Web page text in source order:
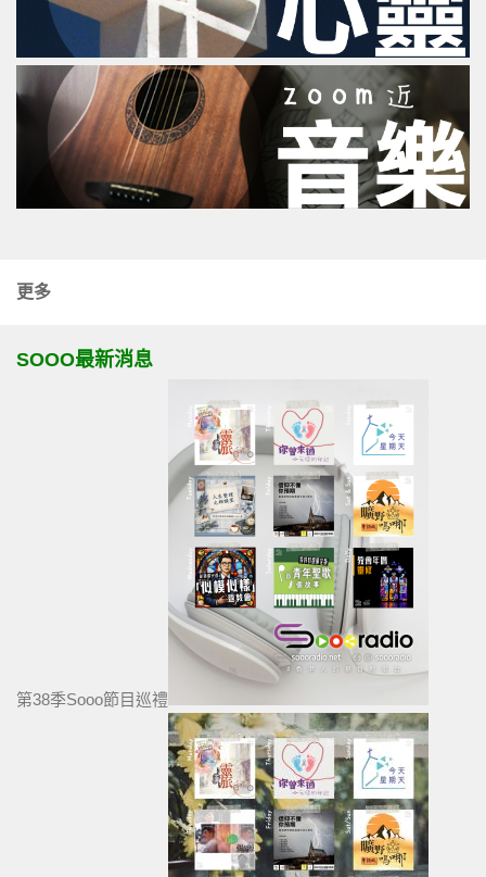
更多
SOOO最新消息
第38季Sooo節目巡禮